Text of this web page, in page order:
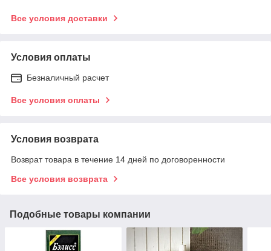
Все условия доставки
Условия оплаты
Безналичный расчет
Все условия оплаты
Условия возврата
Возврат товара в течение 14 дней по договоренности
Все условия возврата
Подобные товары компании